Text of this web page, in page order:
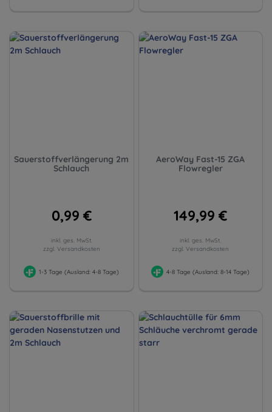
Sauerstoffverlängerung 2m
Schlauch
0,99 €
inkl. ges. MwSt.
zzgl. Versandkosten
1-3 Tage (Ausland: 4-8 Tage)
AeroWay Fast-15 ZGA
Flowregler
149,99 €
inkl. ges. MwSt.
zzgl. Versandkosten
4-8 Tage (Ausland: 8-14 Tage)